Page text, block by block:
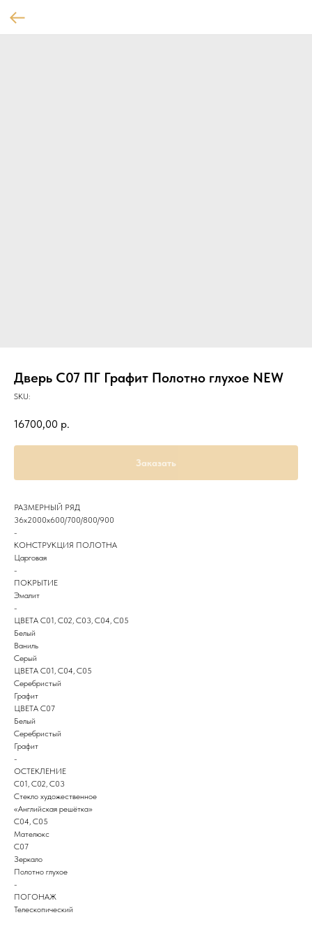
Дверь С07 ПГ Графит Полотно глухое NEW
SKU:
16700,00 р.
Заказать
РАЗМЕРНЫЙ РЯД
36х2000х600/700/800/900
-
КОНСТРУКЦИЯ ПОЛОТНА
Царговая
-
ПОКРЫТИЕ
Эмалит
-
ЦВЕТА С01, С02, С03, С04, С05
Белый
Ваниль
Серый
ЦВЕТА С01, С04, С05
Серебристый
Графит
ЦВЕТА С07
Белый
Серебристый
Графит
-
ОСТЕКЛЕНИЕ
С01, С02, С03
Стекло художественное
«Английская решётка»
С04, С05
Мателюкс
С07
Зеркало
Полотно глухое
-
ПОГОНАЖ
Телескопический